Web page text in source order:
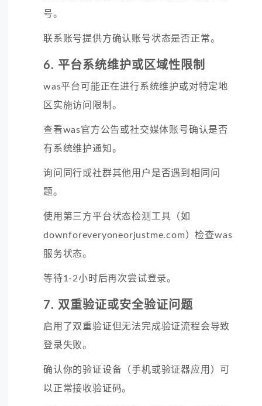
号。
联系账号提供方确认账号状态是否正常。
6. 平台系统维护或区域性限制
was平台可能正在进行系统维护或对特定地
区实施访问限制。
查看was官方公告或社交媒体账号确认是否
有系统维护通知。
询问
同行或社群其他用户是否遇到相同问
题。
使用 第三方平台状态检测工具（如
downforeveryoneorjustme.com）检查was
服务状态。
等待1-2小时后再次尝试登录。
7. 双重验证或安全验证问题
启用了双重验证但无法完成验证流程会导致
登录失败。
确认你的验证设备（手机或验证器应用）可
以正常接收验证码。